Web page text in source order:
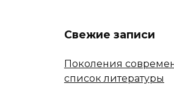
Свежие записи
Поколения
список литературы